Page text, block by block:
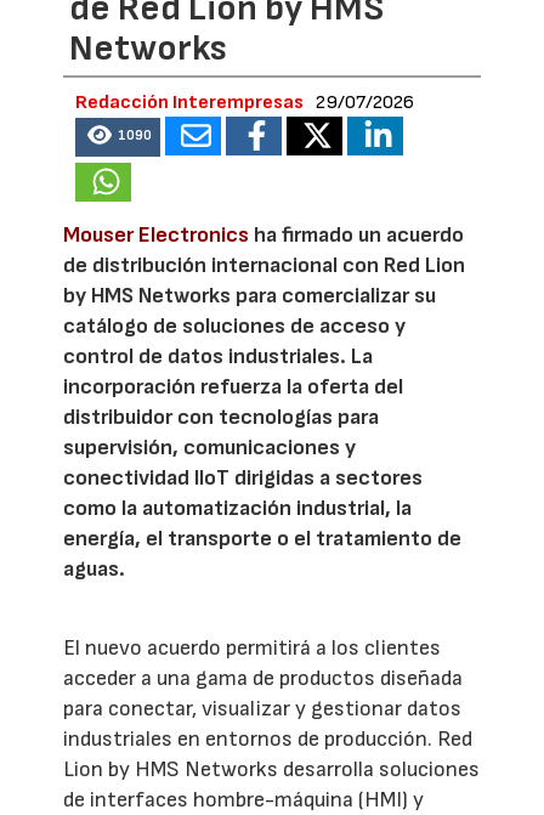
Networks
Redacción Interempresas 29/07/2026
1090
Mouser Electronics ha firmado un acuerdo
de distribución internacional con Red Lion
by HMS Networks para comercializar su
catálogo de soluciones de acceso y
control de datos industriales. La
incorporación refuerza la oferta del
distribuidor con tecnologías para
supervisión, comunicaciones y
conectividad IIoT dirigidas a sectores
como la automatización industrial, la
energía, el transporte o el tratamiento de
aguas.
El nuevo acuerdo permitirá a los clientes
acceder a una gama de productos diseñada
para conectar, visualizar y gestionar datos
industriales en entornos de producción. Red
Lion by HMS Networks desarrolla soluciones
de interfaces hombre-máquina (HMI) y